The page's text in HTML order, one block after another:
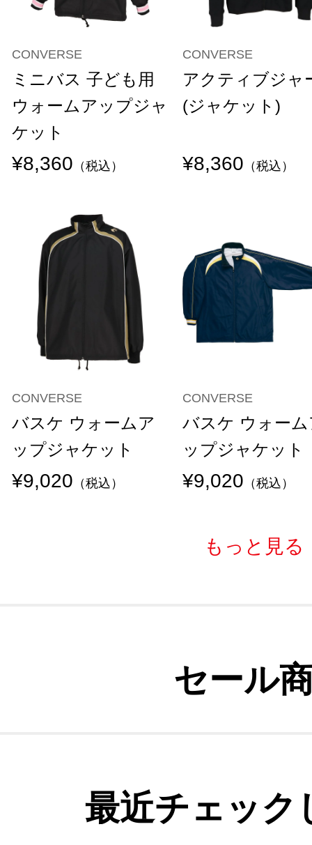
CONVERSE
ミニバス 子ども用
ウォームアップジャ
ケット
¥8,360 （税込）
CONVERSE
アクティブジャ
(ジャケット)
¥8,360 （税込）
CONVERSE
バスケ ウォームア
ップジャケット
¥9,020 （税込）
CONVERSE
バスケ ウォー
ップジャケット
¥9,020 （税込）
もっと見る
セール
最近チェック